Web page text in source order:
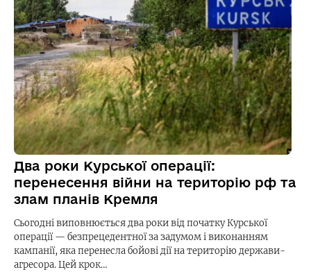
Два роки Курської операції:
перенесення війни на територію рф та
злам планів Кремля
Сьогодні виповнюється два роки від початку Курської
операції — безпрецедентної за задумом і виконанням
кампанії, яка перенесла бойові дії на територію держави-
агресора. Цей крок…